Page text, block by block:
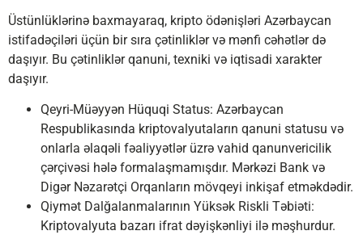
Üstünlüklərinə baxmayaraq, kripto ödənişləri Azərbaycan
istifadəçiləri üçün bir sıra çətinliklər və mənfi cəhətlər də
daşıyır. Bu çətinliklər qanuni, texniki və iqtisadi xarakter
daşıyır.
Qeyri-Müəyyən Hüquqi Status: Azərbaycan
Respublikasında kriptovalyutaların qanuni statusu və
onlarla əlaqəli fəaliyyətlər üzrə vahid qanunvericilik
çərçivəsi hələ formalaşmamışdır. Mərkəzi Bank və
Digər Nəzarətçi Orqanların mövqeyi inkişaf etməkdədir.
Qiymət Dalğalanmalarının Yüksək Riskli Təbiəti:
Kriptovalyuta bazarı ifrat dəyişkənliyi ilə məşhurdur.